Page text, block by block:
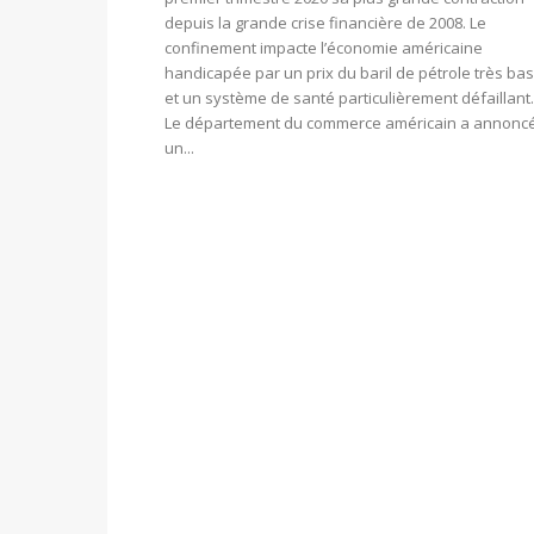
depuis la grande crise financière de 2008. Le
confinement impacte l’économie américaine
handicapée par un prix du baril de pétrole très bas
et un système de santé particulièrement défaillant.
Le département du commerce américain a
un...